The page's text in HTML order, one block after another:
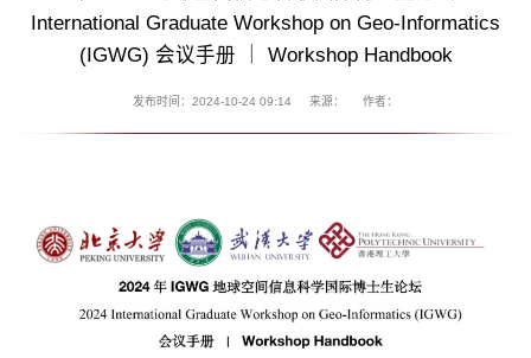
International Graduate Workshop on Geo-Informatics
(IGWG) 会议手册 ｜ Workshop Handbook
发布时间：2024-10-24 09:14 来源： 作者：